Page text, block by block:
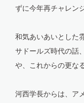
ずに今年再チャレン
和気あいあいとした
サドールズ時代の話
や、これからの更な
河西学長からは、ア